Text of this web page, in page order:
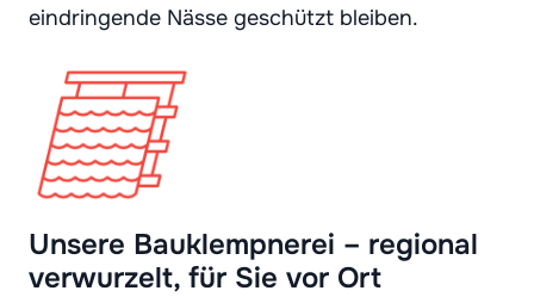
eindringende Nässe geschützt bleiben.
Unsere Bauklempnerei – regional
verwurzelt, für Sie vor Ort